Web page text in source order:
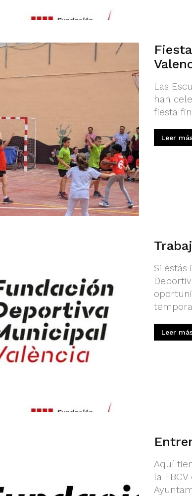
Las
han
fiesta
Leer
Si
Leer
Aquí
la